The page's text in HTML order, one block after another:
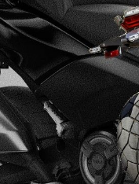
c
o